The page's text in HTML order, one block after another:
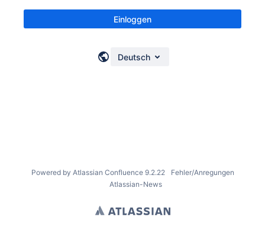
Einloggen
Deutsch
Powered by Atlassian Confluence 9.2.22
Fehler/Anregungen
Atlassian-News